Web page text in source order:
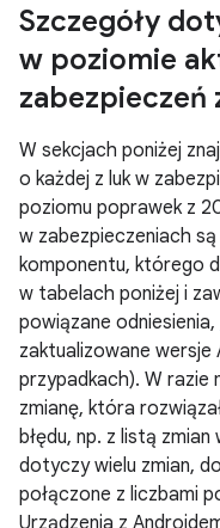
Szczegóły
w poziomie
zabezpieczeń
W sekcjach poniżej
o każdej z luk w
poziomu poprawek z
w zabezpieczeniach
komponentu, którego
w tabelach poniżej i
powiązane odniesienia,
zaktualizowane
przypadkach). W razie
zmianę, która
błędu, np. z listą zmian
dotyczy wielu zmian,
połączone z liczbami
Urządzenia z